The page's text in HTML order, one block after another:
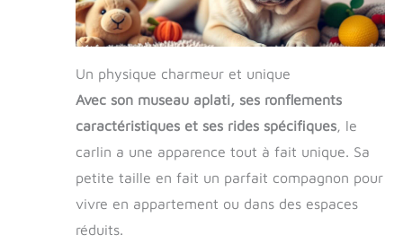
Un physique charmeur et unique
Avec son museau aplati, ses ronflements
caractéristiques et ses rides spécifiques, le
carlin a une apparence tout à fait unique. Sa
petite taille en fait un parfait compagnon pour
vivre en appartement ou dans des espaces
réduits.